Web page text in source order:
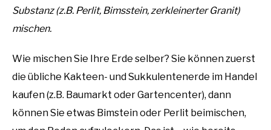
Substanz (z.B. Perlit, Bimsstein, zerkleinerter Granit)
mischen.
Wie mischen Sie Ihre Erde selber? Sie können zuerst
die übliche Kakteen- und Sukkulentenerde im Handel
kaufen (z.B. Baumarkt oder Gartencenter), dann
können Sie etwas Bimstein oder Perlit beimischen,